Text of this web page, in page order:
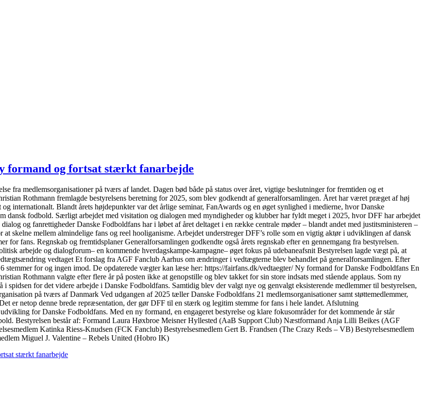
formand og fortsat stærkt fanarbejde
fra medlemsorganisationer på tværs af landet. Dagen bød både på status over året, vigtige beslutninger for fremtiden og et
Rothmann fremlagde bestyrelsens beretning for 2025, som blev godkendt af generalforsamlingen. Året har været præget af høj
internationalt. Blandt årets højdepunkter var det årlige seminar, FanAwards og en øget synlighed i medierne, hvor Danske
dansk fodbold. Særligt arbejdet med visitation og dialogen med myndigheder og klubber har fyldt meget i 2025, hvor DFF har arbejdet
og fanrettigheder Danske Fodboldfans har i løbet af året deltaget i en række centrale møder – blandt andet med justitsministeren –
skelne mellem almindelige fans og reel hooliganisme. Arbejdet understreger DFF’s rolle som en vigtig aktør i udviklingen af dansk
for fans. Regnskab og fremtidsplaner Generalforsamlingen godkendte også årets regnskab efter en gennemgang fra bestyrelsen.
arbejde og dialogforum– en kommende hverdagskampe-kampagne– øget fokus på udebaneafsnit Bestyrelsen lagde vægt på, at
vedtaget Et forslag fra AGF Fanclub Aarhus om ændringer i vedtægterne blev behandlet på generalforsamlingen. Efter
stemmer for og ingen imod. De opdaterede vægter kan læse her: https://fairfans.dk/vedtaegter/ Ny formand for Danske Fodboldfans En
Rothmann valgte efter flere år på posten ikke at genopstille og blev takket for sin store indsats med stående applaus. Som ny
for det videre arbejde i Danske Fodboldfans. Samtidig blev der valgt nye og genvalgt eksisterende medlemmer til bestyrelsen,
på tværs af Danmark Ved udgangen af 2025 tæller Danske Fodboldfans 21 medlemsorganisationer samt støttemedlemmer,
er netop denne brede repræsentation, der gør DFF til en stærk og legitim stemme for fans i hele landet. Afslutning
for Danske Fodboldfans. Med en ny formand, en engageret bestyrelse og klare fokusområder for det kommende år står
Bestyrelsen består af: Formand Laura Høxbroe Meisner Hyllested (AaB Support Club) Næstformand Anja Lilli Beikes (AGF
Katinka Riess-Knudsen (FCK Fanclub) Bestyrelsesmedlem Gert B. Frandsen (The Crazy Reds – VB) Bestyrelsesmedlem
Miguel J. Valentine – Rebels United (Hobro IK)
stærkt fanarbejde